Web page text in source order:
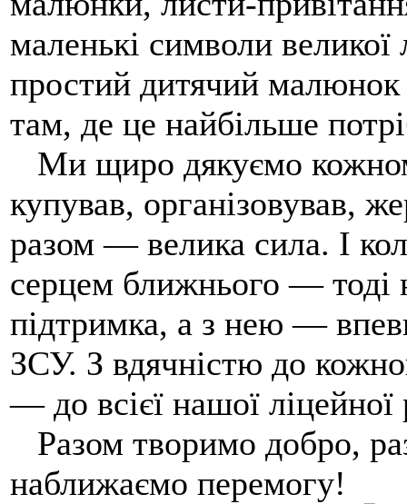
маленькі символи
простий дитячий малюнок
там, де це найбільше
Ми щиро дякуємо
купував, організовував,
разом — велика сила. І
серцем ближнього — тоді
підтримка, а з нею —
ЗСУ. З вдячністю до
— до всієї нашої
Разом творимо добро,
наближаємо перемогу!